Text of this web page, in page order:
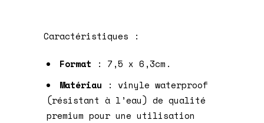
Caractéristiques :
Format : 7,5 x 6,3cm.
Matériau
: vinyle waterproof
(résistant à l’eau) de qualité
premium pour une utilisation